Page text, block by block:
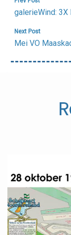
navigatie
galerieWind: 3X
Next Post
Mei VO